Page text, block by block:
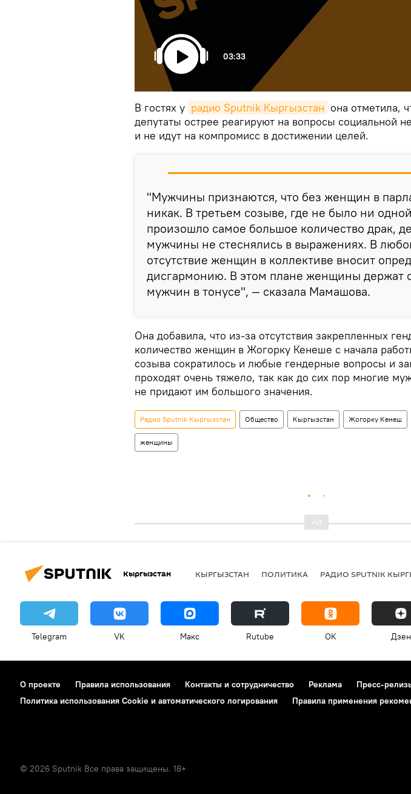
03:33
В гостях у радио Sputnik Кыргызстан она отметила,
депутаты острее реагируют на вопросы социальной
и не идут на компромисс в достижении целей.
"Мужчины признаются, что без женщин в
никак. В третьем созыве, где не было ни
произошло самое большое количество драк,
мужчины не стеснялись в выражениях. В
отсутствие женщин в коллективе вносит
дисгармонию. В этом плане женщины держат
мужчин в тонусе", — сказала Мамашова.
Она добавила, что из-за отсутствия закрепленных
количество женщин в Жогорку Кенеше с начала
созыва сократилось и любые гендерные вопросы и
проходят очень тяжело, так как до сих пор многие
не придают им большого значения.
Радио Sputnik Кыргызстан Общество Кыргызстан Жогорку Кенеш
женщины
Кыргызстан КЫРГЫЗСТАН ПОЛИТИКА РАДИО SPUTNIK
Telegram VK Макс Rutube OK Дзен
О проекте Правила использования Контакты и сотрудничество Реклама Пресс-
Политика использования Cookie и автоматического логирования
Правила применения
© 2026 Sputnik Все права защищены. 18+